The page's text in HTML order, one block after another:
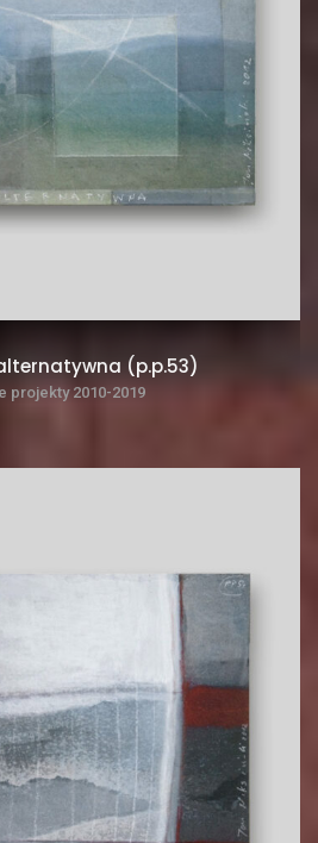
(p.p.53)
projekty 2010-2019